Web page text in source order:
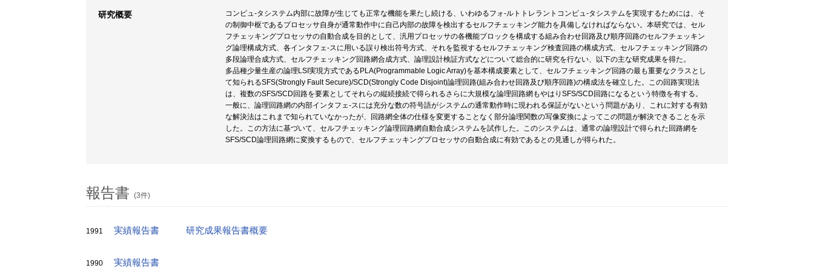
研究概要
コンピュ-タシステム内部に故障が生じても正常な機能を果たし続ける、いわゆるフォ-ルトトレラントコンピュ-タシステムを実現するためには、そ
の制御中枢であるプロセッサ自身が通常動作中に自己内部の故障を検出するセルフチェッキング能力を具備しなければならない。本研究では、セル
フチェッキングプロセッサの自動合成を目的として、汎用プロセッサの各機能ブロックを構成する組み合わせ回路及び順序回路のセルフチェッキン
グ論理構成方式、各インタフェ-スに用いる誤り検出符号方式、それを監視するセルフチェッキング検査回路の構成方式、セルフチェッキング回路の
多段論理合成方式、セルフチェッキング回路網合成方式、論理設計検証方式などについて総合的に研究を行ない、以下の主な研究成果を得た。
多品種少量生産の論理LSI実現方式であるPLA(Programmable Logic Array)を基本構成要素として、セルフチェッキング回路の最も重要なクラスとし
て知られるSFS(Strongly Fault Secure)/SCD(Strongly Code Disjoint)論理回路(組み合わせ回路及び順序回路)の構成法を確立した。この回路実現法
は、複数のSFS/SCD回路を要素としてそれらの縦続接続で得られるさらに大規模な論理回路網もやはりSFS/SCD回路になるという特徴を有する。
一般に、論理回路網の内部インタフェ-スには充分な数の符号語がシステムの通常動作時に現われる保証がないという問題があり、これに対する有効
な解決法はこれまで知られていなかったが、回路網全体の仕様を変更することなく部分論理関数の写像変換によってこの問題が解決できることを示
した。この方法に基づいて、セルフチェッキング論理回路網自動合成システムを試作した。このシステムは、通常の論理設計で得られた回路網を
SFS/SCD論理回路網に変換するもので、セルフチェッキングプロセッサの自動合成に有効であるとの見通しが得られた。
報告書 (3件)
1991 実績報告書 研究成果報告書概要
1990 実績報告書